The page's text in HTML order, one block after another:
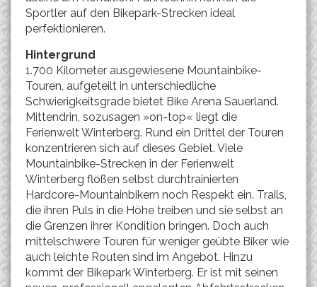
Sportler auf den Bikepark-Strecken ideal
perfektionieren.
Hintergrund
1.700 Kilometer ausgewiesene Mountainbike-
Touren, aufgeteilt in unterschiedliche
Schwierigkeitsgrade bietet Bike Arena Sauerland.
Mittendrin, sozusagen »on-top« liegt die
Ferienwelt Winterberg. Rund ein Drittel der Touren
konzentrieren sich auf dieses Gebiet. Viele
Mountainbike-Strecken in der Ferienwelt
Winterberg flößen selbst durchtrainierten
Hardcore-Mountainbikern noch Respekt ein. Trails,
die ihren Puls in die Höhe treiben und sie selbst an
die Grenzen ihrer Kondition bringen. Doch auch
mittelschwere Touren für weniger geübte Biker wie
auch leichte Routen sind im Angebot. Hinzu
kommt der Bikepark Winterberg. Er ist mit seinen